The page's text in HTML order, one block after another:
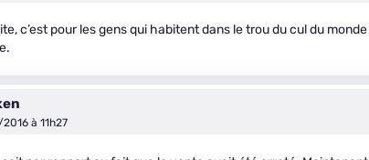
c’est pour les gens qui habitent dans le trou du cul du
à 11h27